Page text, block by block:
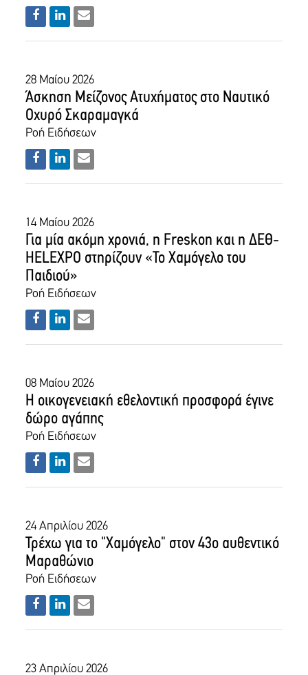
28 Μαίου 2026
Άσκηση Μείζονος Ατυχήματος στο Ναυτικό
Οχυρό Σκαραμαγκά
Ροή Ειδήσεων
14 Μαίου 2026
Για μία ακόμη χρονιά, η Freskon και η ΔΕΘ-
HELEXPO στηρίζουν «Το Χαμόγελο του
Παιδιού»
Ροή Ειδήσεων
08 Μαίου 2026
Η οικογενειακή εθελοντική προσφορά έγινε
δώρο αγάπης
Ροή Ειδήσεων
24 Απριλίου 2026
Τρέχω για το "Χαμόγελο" στον 43ο αυθεντικό
Μαραθώνιο
Ροή Ειδήσεων
23 Απριλίου 2026